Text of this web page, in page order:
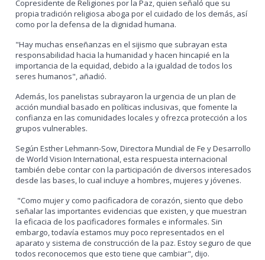
Copresidente de Religiones por la Paz, quien señaló que su
propia tradición religiosa aboga por el cuidado de los demás, así
como por la defensa de la dignidad humana.
"Hay muchas enseñanzas en el sijismo que subrayan esta
responsabilidad hacia la humanidad y hacen hincapié en la
importancia de la equidad, debido a la igualdad de todos los
seres humanos", añadió.
Además, los panelistas subrayaron la urgencia de un plan de
acción mundial basado en políticas inclusivas, que fomente la
confianza en las comunidades locales y ofrezca protección a los
grupos vulnerables.
Según Esther Lehmann-Sow, Directora Mundial de Fe y Desarrollo
de World Vision International, esta respuesta internacional
también debe contar con la participación de diversos interesados
desde las bases, lo cual incluye a hombres, mujeres y jóvenes.
"Como mujer y como pacificadora de corazón, siento que debo
señalar las importantes evidencias que existen, y que muestran
la eficacia de los pacificadores formales e informales. Sin
embargo, todavía estamos muy poco representados en el
aparato y sistema de construcción de la paz. Estoy seguro de que
todos reconocemos que esto tiene que cambiar", dijo.